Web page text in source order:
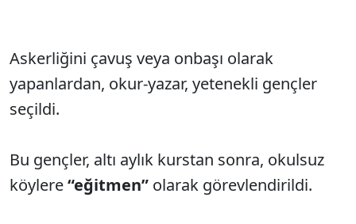
Askerliğini çavuş veya onbaşı olarak
yapanlardan, okur-yazar, yetenekli gençler
seçildi.
Bu gençler, altı aylık kurstan sonra, okulsuz
köylere“eğitmen” olarak görevlendirildi.